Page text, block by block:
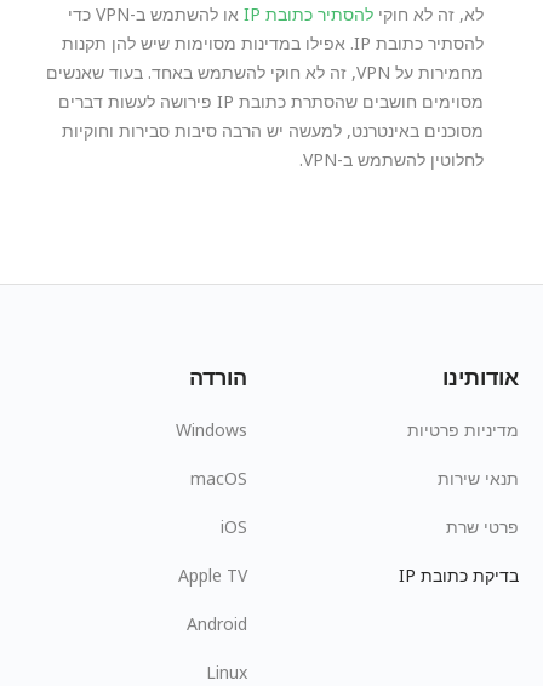
לא, זה לא חוקי להסתיר כתובת IP
או להשתמש ב-VPN כדי
להסתיר כתובת IP. אפילו במדינות מסוימות שיש להן תקנות
מחמירות על VPN, זה לא חוקי להשתמש באחד. בעוד שאנשים
מסוימים חושבים שהסתרת כתובת IP פירושה לעשות דברים
מסוכנים באינטרנט, למעשה יש הרבה סיבות סבירות וחוקיות
לחלוטין להשתמש ב-VPN.
אודותינו
מדיניות פרטיות
תנאי שירות
פרטי שרת
בדיקת כתובת IP
הורדה
Windows
macOS
iOS
Apple TV
Android
Linux